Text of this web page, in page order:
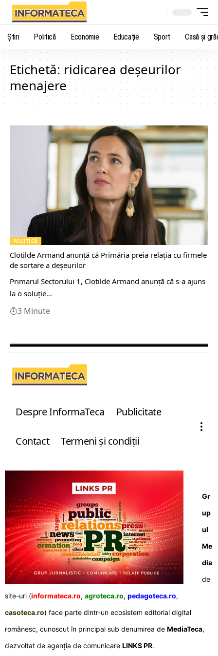
Știri Politică Economie Educaţie Sport Casă şi
Etichetă:ridicarea deșeurilor
menajere
POLITICĂ
Clotilde Armand anunță că Primăria preia relația cu firmele
de sortare a deșeurilor
Primarul Sectorului 1, Clotilde Armand anunță că s-a ajuns
la o soluție…
3 Minute
Despre InformaTeca Publicitate
Contact Termeni şi condiţii
Gr
up
ul
Me
dia
de
site-uri (informateca.ro, agroteca.ro, pedagoteca.ro,
casoteca.ro) face parte dintr-un ecosistem editorial digital
românesc, cunoscut în principal sub denumirea de MediaTeca,
dezvoltat de agenția de comunicare LINKS PR.